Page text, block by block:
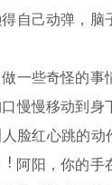
自己动弹，脑
一些奇怪的事
慢慢移动到身
脸红心跳的动
阿阳，你的手